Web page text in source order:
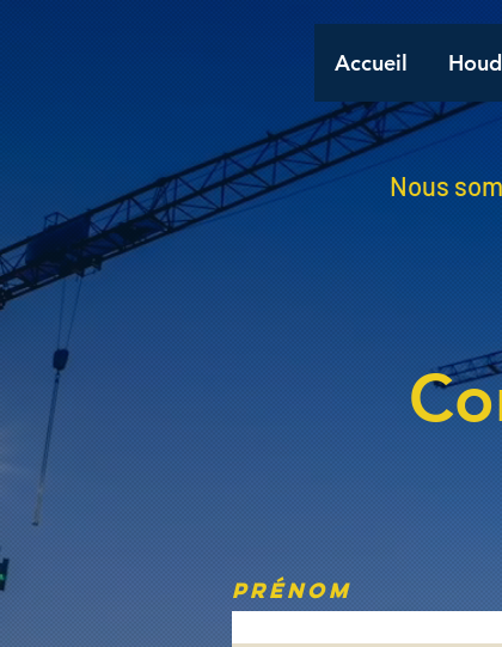
Accueil
Nous
Prénom